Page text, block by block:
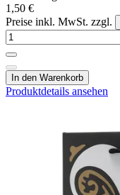
1,50 €
Preise inkl. MwSt. zzgl.
In den Warenkorb
Produktdetails ansehen